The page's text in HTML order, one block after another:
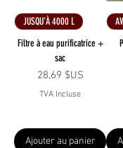
JUSQU'À 4000 L
Filtre à eau purificatrice +
sac
Prix
28,69 $US
TVA Incluse
Ajouter au panier